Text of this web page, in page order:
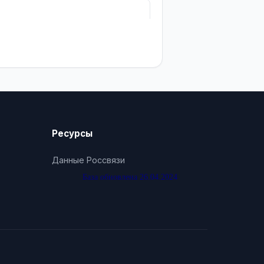
Ресурсы
Данные Россвязи
База обновлена 26.04.2024